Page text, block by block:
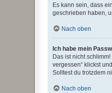
Es kann sein, dass
geschrieben haben,
Nach oben
Ich habe mein
Das ist nicht
vergessen“ klickst
Solltest du trotzdem
Nach oben